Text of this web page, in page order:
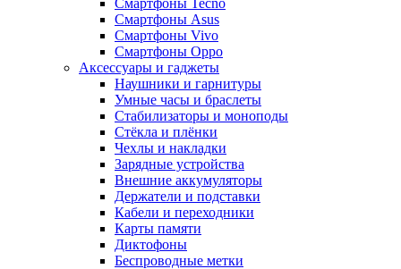
Смартфоны Tecno
Смартфоны Asus
Смартфоны Vivo
Смартфоны Oppo
Аксессуары и гаджеты
Наушники и гарнитуры
Умные часы и браслеты
Стабилизаторы и моноподы
Стёкла и плёнки
Чехлы и накладки
Зарядные устройства
Внешние аккумуляторы
Держатели и подставки
Кабели и переходники
Карты памяти
Диктофоны
Беспроводные метки